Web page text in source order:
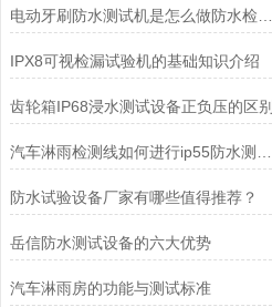
IPX8可视检漏试验机的基础知识介绍
齿轮箱IP68浸水测试设备正负压的区别
防水试验设备厂家有哪些值得推荐？
岳信防水测试设备的六大优势
汽车淋雨房的功能与测试标准